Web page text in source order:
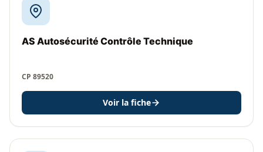
AS Autosécurité Contrôle Technique
CP 89520
Voir la fiche